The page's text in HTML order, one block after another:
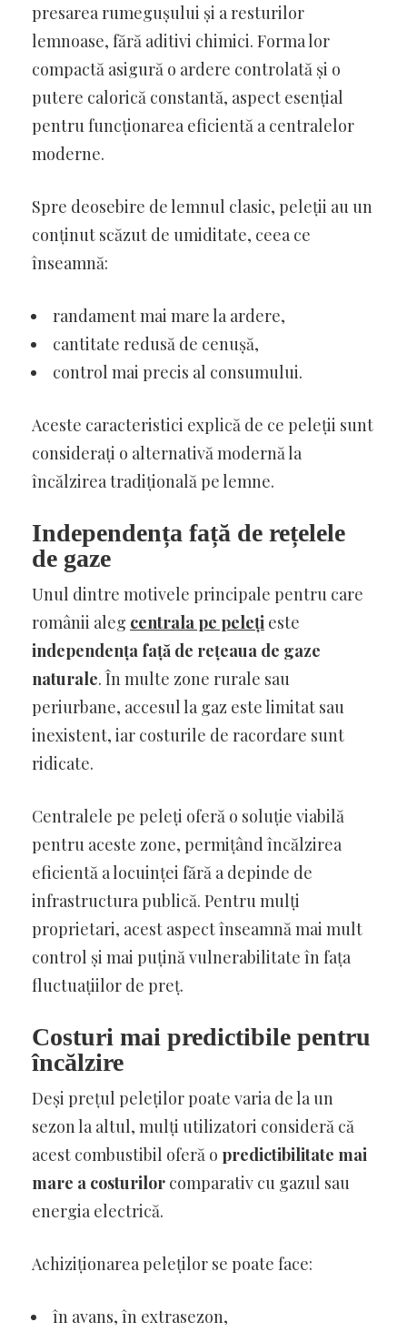
presarea rumegușului și a resturilor
lemnoase, fără aditivi chimici. Forma lor
compactă asigură o ardere controlată și o
putere calorică constantă, aspect esențial
pentru funcționarea eficientă a centralelor
moderne.
Spre deosebire de lemnul clasic, peleții au un
conținut scăzut de umiditate, ceea ce
înseamnă:
randament mai mare la ardere,
cantitate redusă de cenușă,
control mai precis al consumului.
Aceste caracteristici explică de ce peleții sunt
considerați o alternativă modernă la
încălzirea tradițională pe lemne.
Independența față de rețelele
de gaze
Unul dintre motivele principale pentru care
românii aleg centrala pe peleți este
independența față de rețeaua de gaze
naturale. În multe zone rurale sau
periurbane, accesul la gaz este limitat sau
inexistent, iar costurile de racordare sunt
ridicate.
Centralele pe peleți oferă o soluție viabilă
pentru aceste zone, permițând încălzirea
eficientă a locuinței fără a depinde de
infrastructura publică. Pentru mulți
proprietari, acest aspect înseamnă mai mult
control și mai puțină vulnerabilitate în fața
fluctuațiilor de preț.
Costuri mai predictibile pentru
încălzire
Deși prețul peleților poate varia de la un
sezon la altul, mulți utilizatori consideră că
acest combustibil oferă o predictibilitate mai
mare a costurilor comparativ cu gazul sau
energia electrică.
Achiziționarea peleților se poate face:
în avans, în extrasezon,